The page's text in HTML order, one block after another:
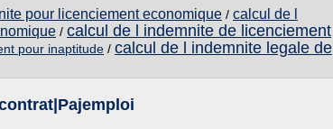
pour licenciement economique / calcul de l
/ calcul de l indemnite de licenciement
pour inaptitude / calcul de l indemnite legale de